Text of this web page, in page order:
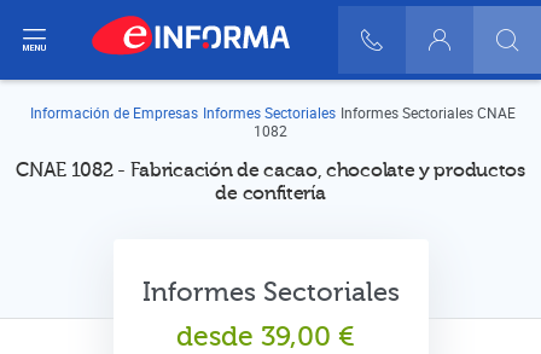
900 10 30 20
Login
Información de Empresas Informes Sectoriales Informes Sectoriales CNAE
1082
CNAE 1082 - Fabricación de cacao, chocolate y productos
de confitería
Informes Sectoriales
desde 39,00 €